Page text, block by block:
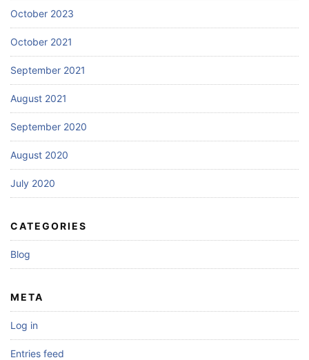
October 2023
October 2021
September 2021
August 2021
September 2020
August 2020
July 2020
CATEGORIES
Blog
META
Log in
Entries feed